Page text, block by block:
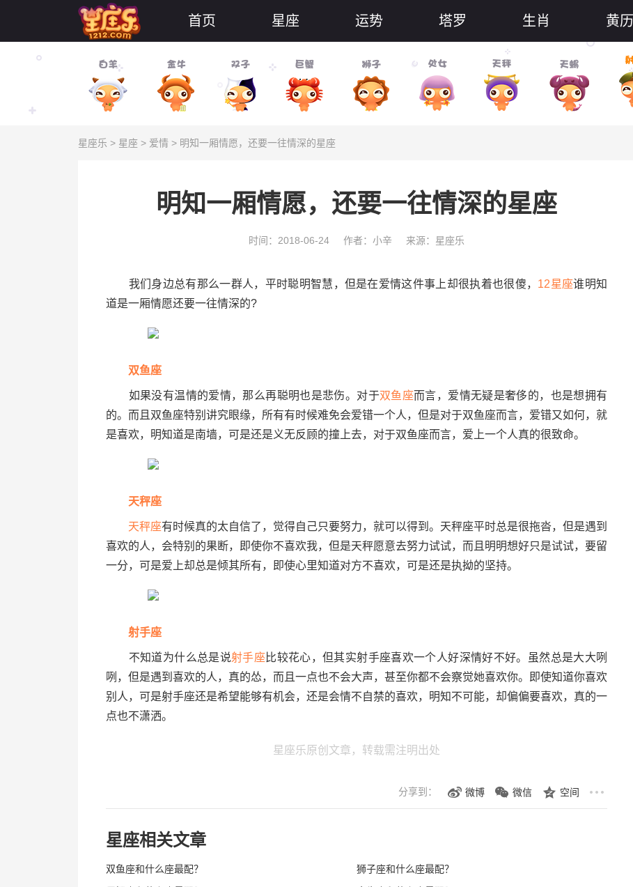
首页 星座 运势 塔罗 生肖 黄历
星座乐 > 星座 > 爱情 > 明知一厢情愿，还要一往情深的星座
明知一厢情愿，还要一往情深的星座
时间：2018-06-24 作者：小辛 来源：星座乐
我们身边总有那么一群人，平时聪明智慧，但是在爱情这件事上却很执着也很傻， 12星座谁明知
道是一厢情愿还要一往情深的?
双鱼座
如果没有温情的爱情，那么再聪明也是悲伤。对于双鱼座而言，爱情无疑是奢侈的，也是想拥有
的。而且双鱼座特别讲究眼缘，所有有时候难免会爱错一个人，但是对于双鱼座而言，爱错又如何，就
是喜欢，明知道是南墙，可是还是义无反顾的撞上去，对于双鱼座而言，爱上一个人真的很致命。
天秤座
天秤座有时候真的太自信了，觉得自己只要努力，就可以得到。天秤座平时总是很拖沓，但是遇到
喜欢的人，会特别的果断，即使你不喜欢我，但是天秤愿意去努力试试，而且明明想好只是试试，要留
一分，可是爱上却总是倾其所有，即使心里知道对方不喜欢，可是还是执拗的坚持。
射手座
不知道为什么总是说射手座比较花心，但其实射手座喜欢一个人好深情好不好。虽然总是大大咧
咧，但是遇到喜欢的人，真的怂，而且一点也不会大声，甚至你都不会察觉她喜欢你。即使知道你喜欢
别人，可是射手座还是希望能够有机会，还是会情不自禁的喜欢，明知不可能，却偏偏要喜欢，真的一
点也不潇洒。
星座乐原创文章，转载需注明出处
分享到： 微博 微信 空间
星座相关文章
双鱼座和什么座最配？
狮子座和什么座最配？